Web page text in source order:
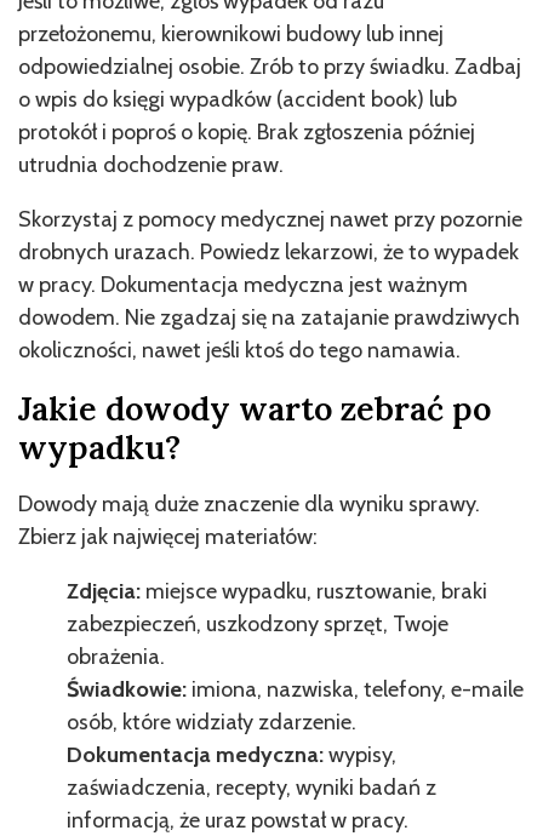
przełożonemu, kierownikowi budowy lub innej
odpowiedzialnej osobie. Zrób to przy świadku. Zadbaj
o wpis do księgi wypadków (accident book) lub
protokół i poproś o kopię. Brak zgłoszenia później
utrudnia dochodzenie praw.
Skorzystaj z pomocy medycznej nawet przy pozornie
drobnych urazach. Powiedz lekarzowi, że to wypadek
w pracy. Dokumentacja medyczna jest ważnym
dowodem. Nie zgadzaj się na zatajanie prawdziwych
okoliczności, nawet jeśli ktoś do tego namawia.
Jakie dowody warto zebrać po
wypadku?
Dowody mają duże znaczenie dla wyniku sprawy.
Zbierz jak najwięcej materiałów:
Zdjęcia: miejsce wypadku, rusztowanie, braki
zabezpieczeń, uszkodzony sprzęt, Twoje
obrażenia.
Świadkowie: imiona, nazwiska, telefony, e-maile
osób, które widziały zdarzenie.
Dokumentacja medyczna:wypisy,
zaświadczenia, recepty, wyniki badań z
informacją, że uraz powstał w pracy.